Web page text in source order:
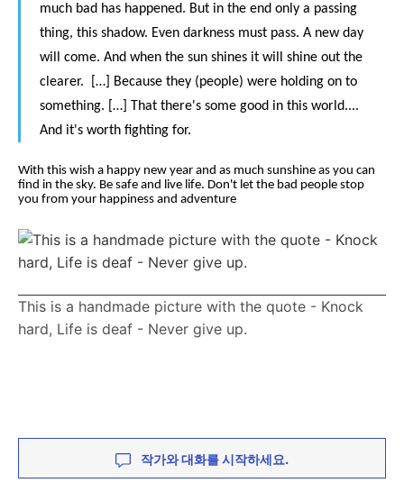
much bad has happened. But in the end only a passing
thing, this shadow. Even darkness must pass. A new day
will come. And when the sun shines it will shine out the
clearer. […]
Because they (people) were holding on to
something. […] That there's some good in this world....
And it's worth fighting for.
With this wish a happy new year and as much sunshine as you can
find in the sky. Be safe and live life. Don't let the bad people stop
you from your happiness and adventure
This is a handmade picture with the quote - Knock
hard, Life is deaf - Never give up.
작가와 대화를 시작하세요.